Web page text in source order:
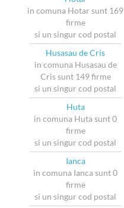
in comuna Hotar sunt 169
firme
si un singur cod postal
Husasau de Cris
in comuna Husasau de
Cris sunt 149 firme
si un singur cod postal
Huta
in comuna Huta sunt 0
firme
si un singur cod postal
Ianca
in comuna Ianca sunt 0
firme
si un singur cod postal